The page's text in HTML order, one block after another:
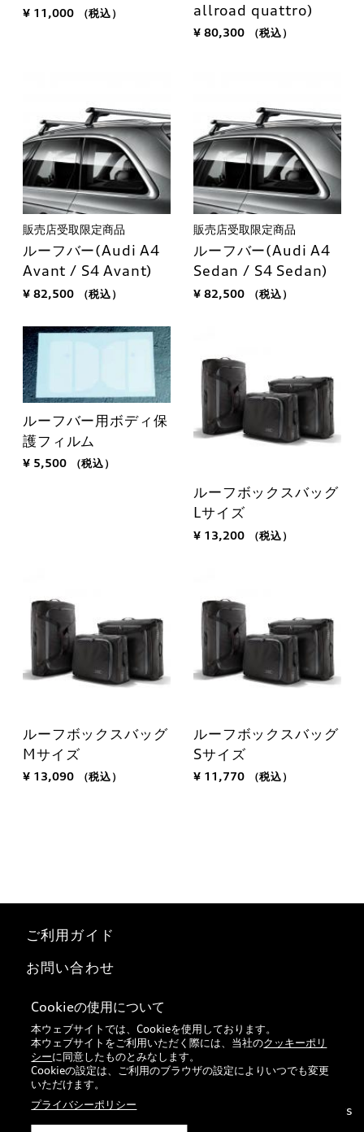
¥ 11,000 （税込）
allroad quattro)
¥ 80,300 （税込）
販売店受取限定商品
ルーフバー(Audi A4
Avant / S4 Avant)
¥ 82,500 （税込）
販売店受取限定商品
ルーフバー(Audi A4
Sedan / S4 Sedan)
¥ 82,500 （税込）
ルーフバー用ボディ保
護フィルム
¥ 5,500 （税込）
ルーフボックスバッグ
Lサイズ
¥ 13,200 （税込）
ルーフボックスバッグ
Mサイズ
¥ 13,090 （税込）
ルーフボックスバッグ
Sサイズ
¥ 11,770 （税込）
ご利用ガイド
お問い合わせ
マイページ
特定商取引法に基づく表記
Audi正規ディーラー検索
© 2026 VOLKSWAGEN Group Japan K.K. All rights
reserved.
Cookieの使用について
本ウェブサイトでは、Cookieを使用しております。
本ウェブサイトをご利用いただく際には、当社のクッキーポリ
シーに同意したものとみなします。
Cookieの設定は、ご利用のブラウザの設定によりいつでも変更
いただけます。
プライバシーポリシー